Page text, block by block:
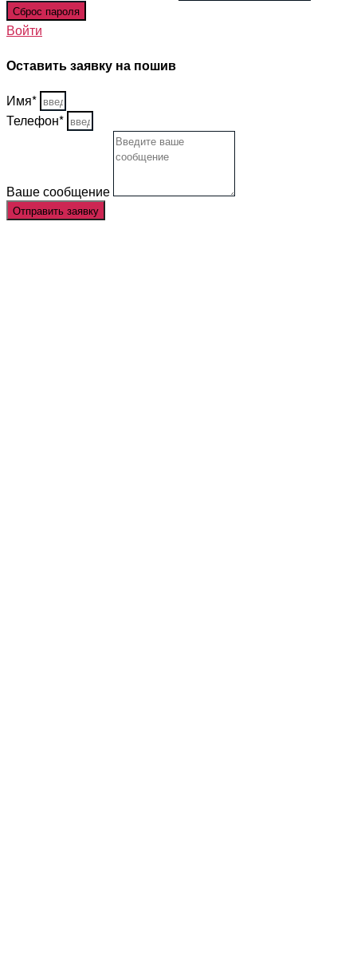
Войти
Оставить заявку на пошив
Имя*
Телефон*
Ваше сообщение
Отправить заявку